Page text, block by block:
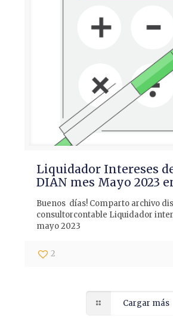
Liquidador Intereses
DIAN mes Mayo 2023
Buenos días! Comparto archivo
consultorcontable Liquidador
mayo 2023
2
Cargar más